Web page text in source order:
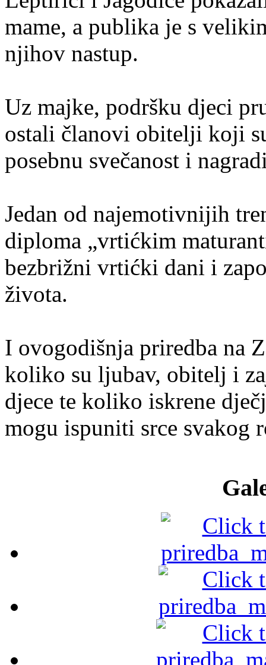
mame, a publika je s
njihov nastup.
Uz majke, podršku djeci
ostali članovi obitelji koji
posebnu svečanost i
Jedan od najemotivnijih
diploma „vrtićkim
bezbrižni vrtićki dani i
života.
I ovogodišnja priredba na
koliko su ljubav, obitelj i
djece te koliko iskrene
mogu ispuniti srce svakog